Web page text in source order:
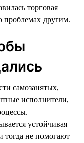
торговая
проблемах другим.
самозанятых,
исполнители,
устойчивая
тогда не помогают